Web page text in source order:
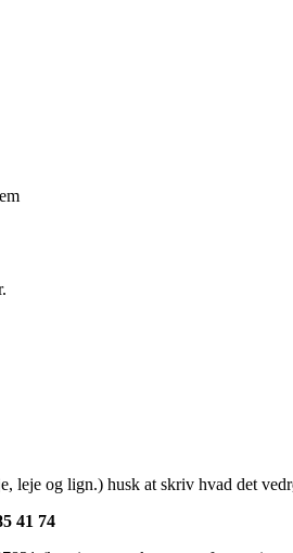
og lign.) husk at skriv hvad det
41 74